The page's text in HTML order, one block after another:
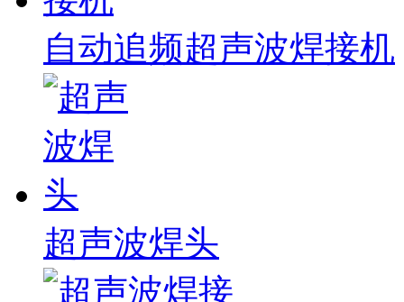
自动追频超声波焊接机
超声波焊头